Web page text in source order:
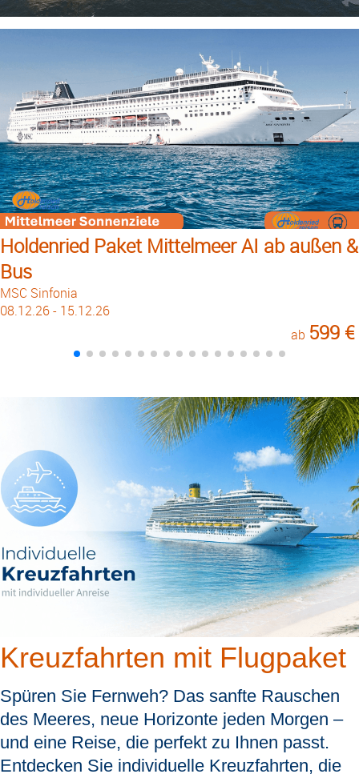
Holdenried Paket Mittelmeer AI ab außen &
Bus
MSC Sinfonia
08.12.26 - 15.12.26
ab 599 €
Kreuzfahrten mit Flugpaket
Spüren Sie Fernweh? Das sanfte Rauschen
des Meeres, neue Horizonte jeden Morgen –
und eine Reise, die perfekt zu Ihnen passt.
Entdecken Sie individuelle Kreuzfahrten, die